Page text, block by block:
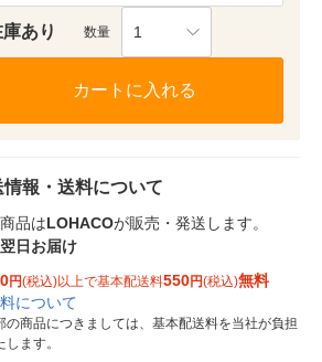
あり 数量 1
カートに入れる
情報・送料について
品はLOHACOが販売・発送します。
日お届け
円(税込)以上で基本配送料550円(税込)無料
について
の商品につきましては、基本配送料を当社が負担
します。